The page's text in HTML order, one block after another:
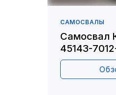
САМОСВАЛЫ
Самосвал
45143-